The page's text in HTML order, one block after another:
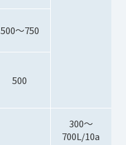
500～750
500
300～
700L/10a